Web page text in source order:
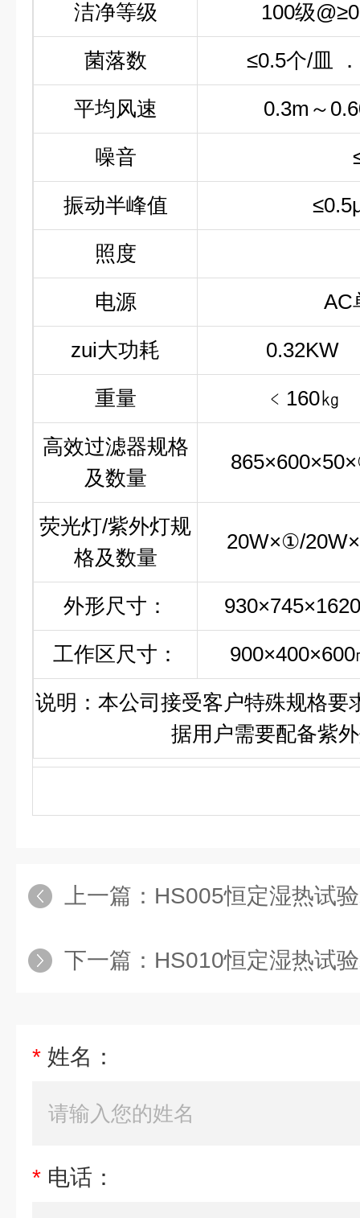
洁净等级
100级
菌落数
≤0.5个/皿
平均风速
0.3m～
噪音
振动半峰值
照度
电源
AC
zui大功耗
0.32KW
重量
﹤160㎏
高效过滤器规格
及数量
荧光灯/紫外灯规
格及数量
20W×①/
外形尺寸：
工作区尺寸：
900×400×600
说明：本公司接受客户特殊规格要
据用户需要配备紫
上一篇： HS005恒定湿热试验箱/
下一篇： HS010恒定湿热试验箱/
* 姓名：
* 电话：